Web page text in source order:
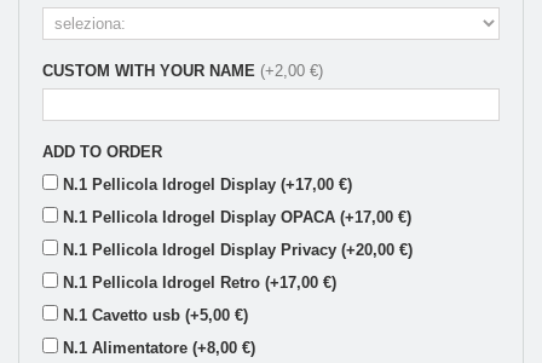
CUSTOM WITH YOUR NAME (+2,00 €)
ADD TO ORDER
N.1 Pellicola Idrogel Display (+17,00 €)
N.1 Pellicola Idrogel Display OPACA (+17,00 €)
N.1 Pellicola Idrogel Display Privacy (+20,00 €)
N.1 Pellicola Idrogel Retro (+17,00 €)
N.1 Cavetto usb (+5,00 €)
N.1 Alimentatore (+8,00 €)